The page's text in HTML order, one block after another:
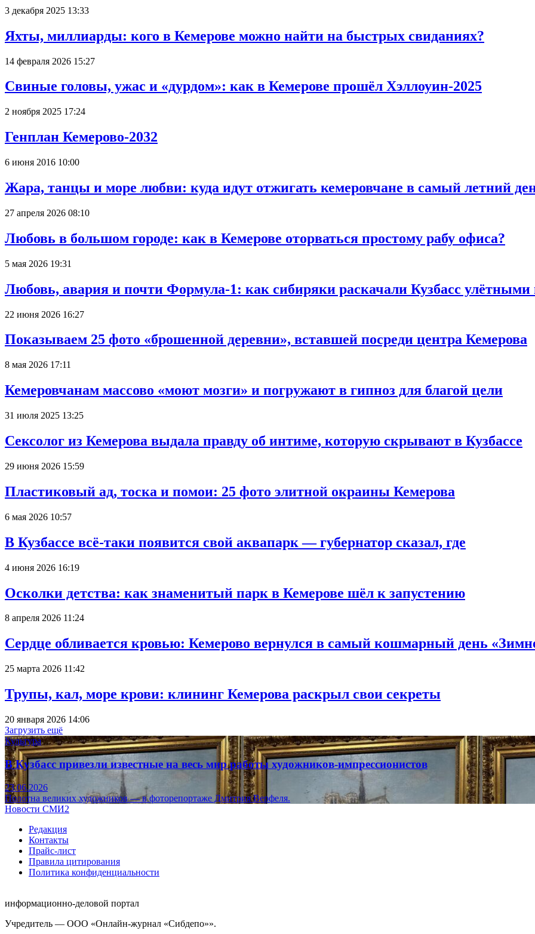
3 декабря 2025 13:33
Яхты, миллиарды: кого в Кемерове можно найти на быстрых свиданиях?
14 февраля 2026 15:27
Свиные головы, ужас и «дурдом»: как в Кемерове прошёл Хэллоуин-2025
2 ноября 2025 17:24
Генплан Кемерово-2032
6 июня 2016 10:00
Жара, танцы и море любви: куда идут отжигать кемеровчане в самый летний
27 апреля 2026 08:10
Любовь в большом городе: как в Кемерове оторваться простому рабу офиса?
5 мая 2026 19:31
Любовь, авария и почти Формула-1: как сибиряки раскачали Кузбасс улётными
22 июня 2026 16:27
Показываем 25 фото «брошенной деревни», вставшей посреди центра Кемерова
8 мая 2026 17:11
Кемеровчанам массово «моют мозги» и погружают в гипноз для благой цели
31 июля 2025 13:25
Сексолог из Кемерова выдала правду об интиме, которую скрывают в Кузбассе
29 июня 2026 15:59
Пластиковый ад, тоска и помои: 25 фото элитной окраины Кемерова
6 мая 2026 10:57
В Кузбассе всё-таки появится свой аквапарк — губернатор сказал, где
4 июня 2026 16:19
Осколки детства: как знаменитый парк в Кемерове шёл к запустению
8 апреля 2026 11:24
Сердце обливается кровью: Кемерово вернулся в самый кошмарный день
25 марта 2026 11:42
Трупы, кал, море крови: клининг Кемерова раскрыл свои секреты
20 января 2026 14:06
Загрузить ещё
Культура
В Кузбасс привезли известные на весь мир работы художников-импрессионистов
23.06.2026
Полотна великих художников — в фоторепортаже Дмитрия Верфеля.
Новости СМИ2
Редакция
Контакты
Прайс-лист
Правила цитирования
Политика конфиденциальности
информационно-деловой портал
Учредитель — ООО «Онлайн-журнал «Сибдепо»».